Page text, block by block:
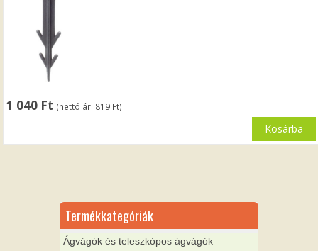
1 040 Ft (nettó ár: 819 Ft)
Kosárba
Termékkategóriák
Ágvágók és teleszkópos ágvágók